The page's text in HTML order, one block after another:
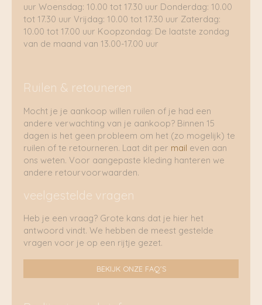
uur Woensdag: 10.00 tot 17.30 uur Donderdag: 10.00
tot 17.30 uur Vrijdag: 10.00 tot 17.30 uur Zaterdag:
10.00 tot 17.00 uur Koopzondag: De laatste zondag
van de maand van 13.00-17.00 uur
Ruilen & retouneren
Mocht je je aankoop willen ruilen of je had een
andere verwachting van je aankoop? Binnen 15
dagen is het geen probleem om het (zo mogelijk) te
ruilen of te retourneren. Laat dit per mail even aan
ons weten. Voor aangepaste kleding hanteren we
andere retourvoorwaarden.
veelgestelde vragen
Heb je een vraag? Grote kans dat je hier het
antwoord vindt. We hebben de meest gestelde
vragen voor je op een rijtje gezet.
BEKIJK ONZE FAQ'S